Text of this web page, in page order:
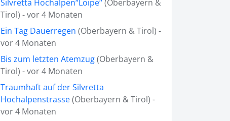
Silvretta Hochalpen“Loipe“(Oberbayern &
Tirol) - vor 4 Monaten
Ein Tag Dauerregen (Oberbayern & Tirol) -
vor 4 Monaten
Bis zum letzten Atemzug(Oberbayern &
Tirol) - vor 4 Monaten
Traumhaft auf der Silvretta
Hochalpenstrasse(Oberbayern & Tirol) -
vor 4 Monaten